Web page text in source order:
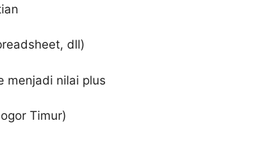
dll)
menjadi nilai plus
Timur)